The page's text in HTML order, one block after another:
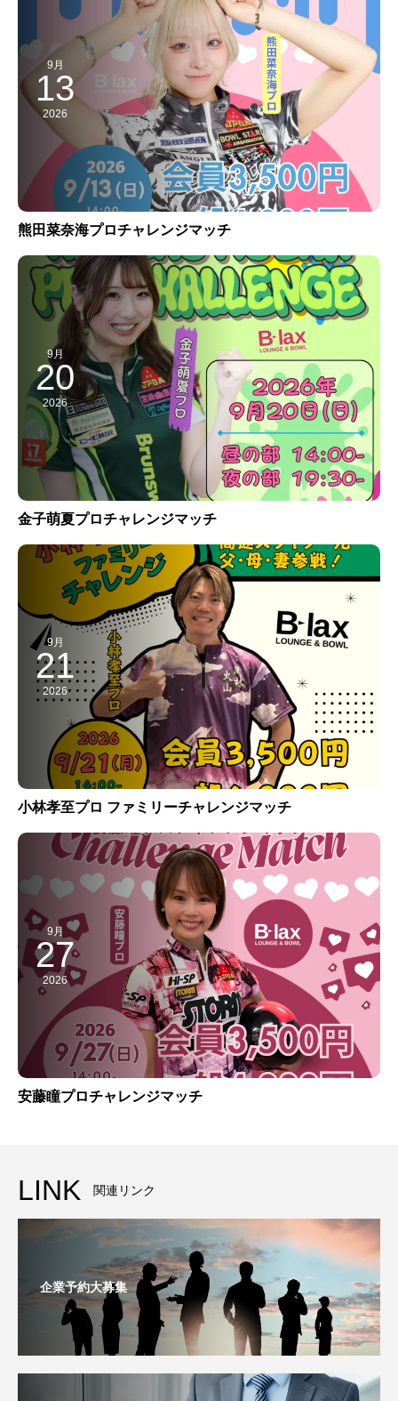
9月
13
2026
熊田菜奈海プロチャレンジマッチ
9月
20
2026
金子萌夏プロチャレンジマッチ
9月
21
2026
小林孝至プロ ファミリーチャレンジマッチ
9月
27
2026
安藤瞳プロチャレンジマッチ
LINK 関連リンク
企業予約大募集